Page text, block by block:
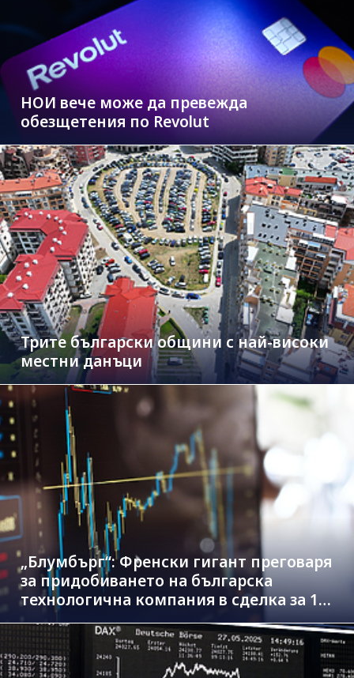
НОИ вече може да превежда
обезщетения по Revolut
Трите български общини с най-високи
местни данъци
„Блумбърг“: Френски гигант преговаря
за придобиването на българска
технологична компания в сделка за 1.3
млрд. евро